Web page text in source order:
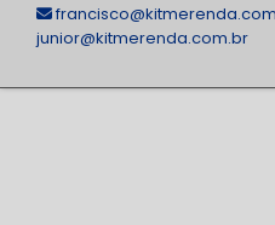
junior@kitmerenda.com.br